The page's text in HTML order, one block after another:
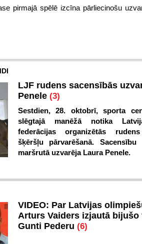
pirmajā spēlē izcīna pārliecinošu
LJF rudens sacensībās
Penele (3)
Sestdien, 28. oktobrī, sporta
slēgtajā manēžā notika
federācijas organizētās
šķēršļu pārvarēšanā. Sacensību
maršrutā uzvarēja Laura Penele.
VIDEO: Par Latvijas
Arturs Vaiders izjautā bijušo
Gunti Pederu (6)